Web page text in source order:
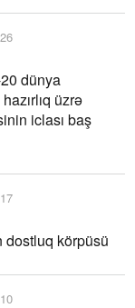
dünya
üzrə
iclası baş
dostluq körpüsü